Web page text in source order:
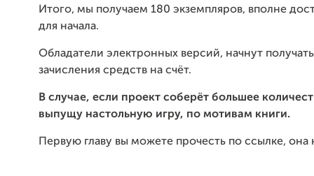
Итого, мы получаем 180 экземпляров, вполне
для начала.
Обладатели электронных версий, начнут
зачисления средств на счёт.
В случае, если проект соберёт большее
выпущу настольную игру, по мотивам книги.
Первую главу вы можете прочесть по ссылке, она